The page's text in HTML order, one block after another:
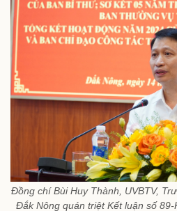
Đồng chí Bùi Huy Thành, UVBTV,
Đắk Nông quán triệt Kết luận số